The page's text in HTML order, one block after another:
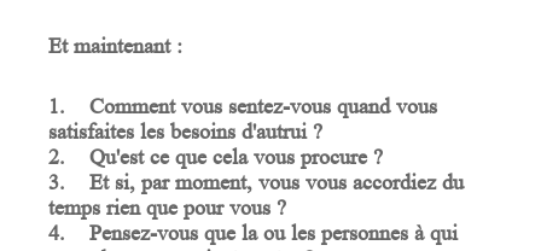
Et maintenant :
1. Comment vous sentez-vous quand vous
satisfaites les besoins d'autrui ?
2. Qu'est ce que cela vous procure ?
3. Et si, par moment, vous vous accordiez du
temps rien que pour vous ?
4. Pensez-vous que la ou les personnes à qui